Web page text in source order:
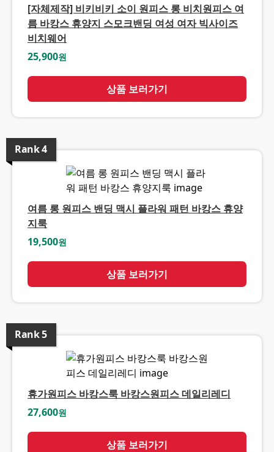
[자체제작] 비키비키 소이 원피스 롱 비치원피스 여
름 바캉스 휴양지 스모크밴딩 여성 여자 빅사이즈
비치웨어
25,900원
상품 보러가기
Rank4
여름 롱 원피스 밴딩 맥시 플라워 패턴 바캉스 휴양
지룩
19,500원
상품 보러가기
Rank5
휴가원피스 바캉스룩 바캉스원피스 데일리레디
27,600원
상품 보러가기